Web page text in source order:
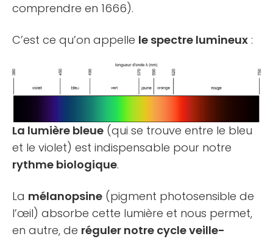
comprendre en 1666).
C’est ce qu’on appelle le spectre lumineux :
La lumière bleue (qui se trouve entre le bleu
et le violet) est indispensable pour notre
rythme biologique.
La mélanopsine (pigment photosensible de
l’œil) absorbe cette lumière et nous permet,
en autre, de réguler notre cycle veille-